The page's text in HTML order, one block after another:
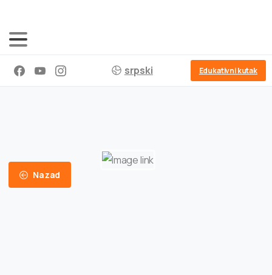
srpski Edukativni kutak
Nazad